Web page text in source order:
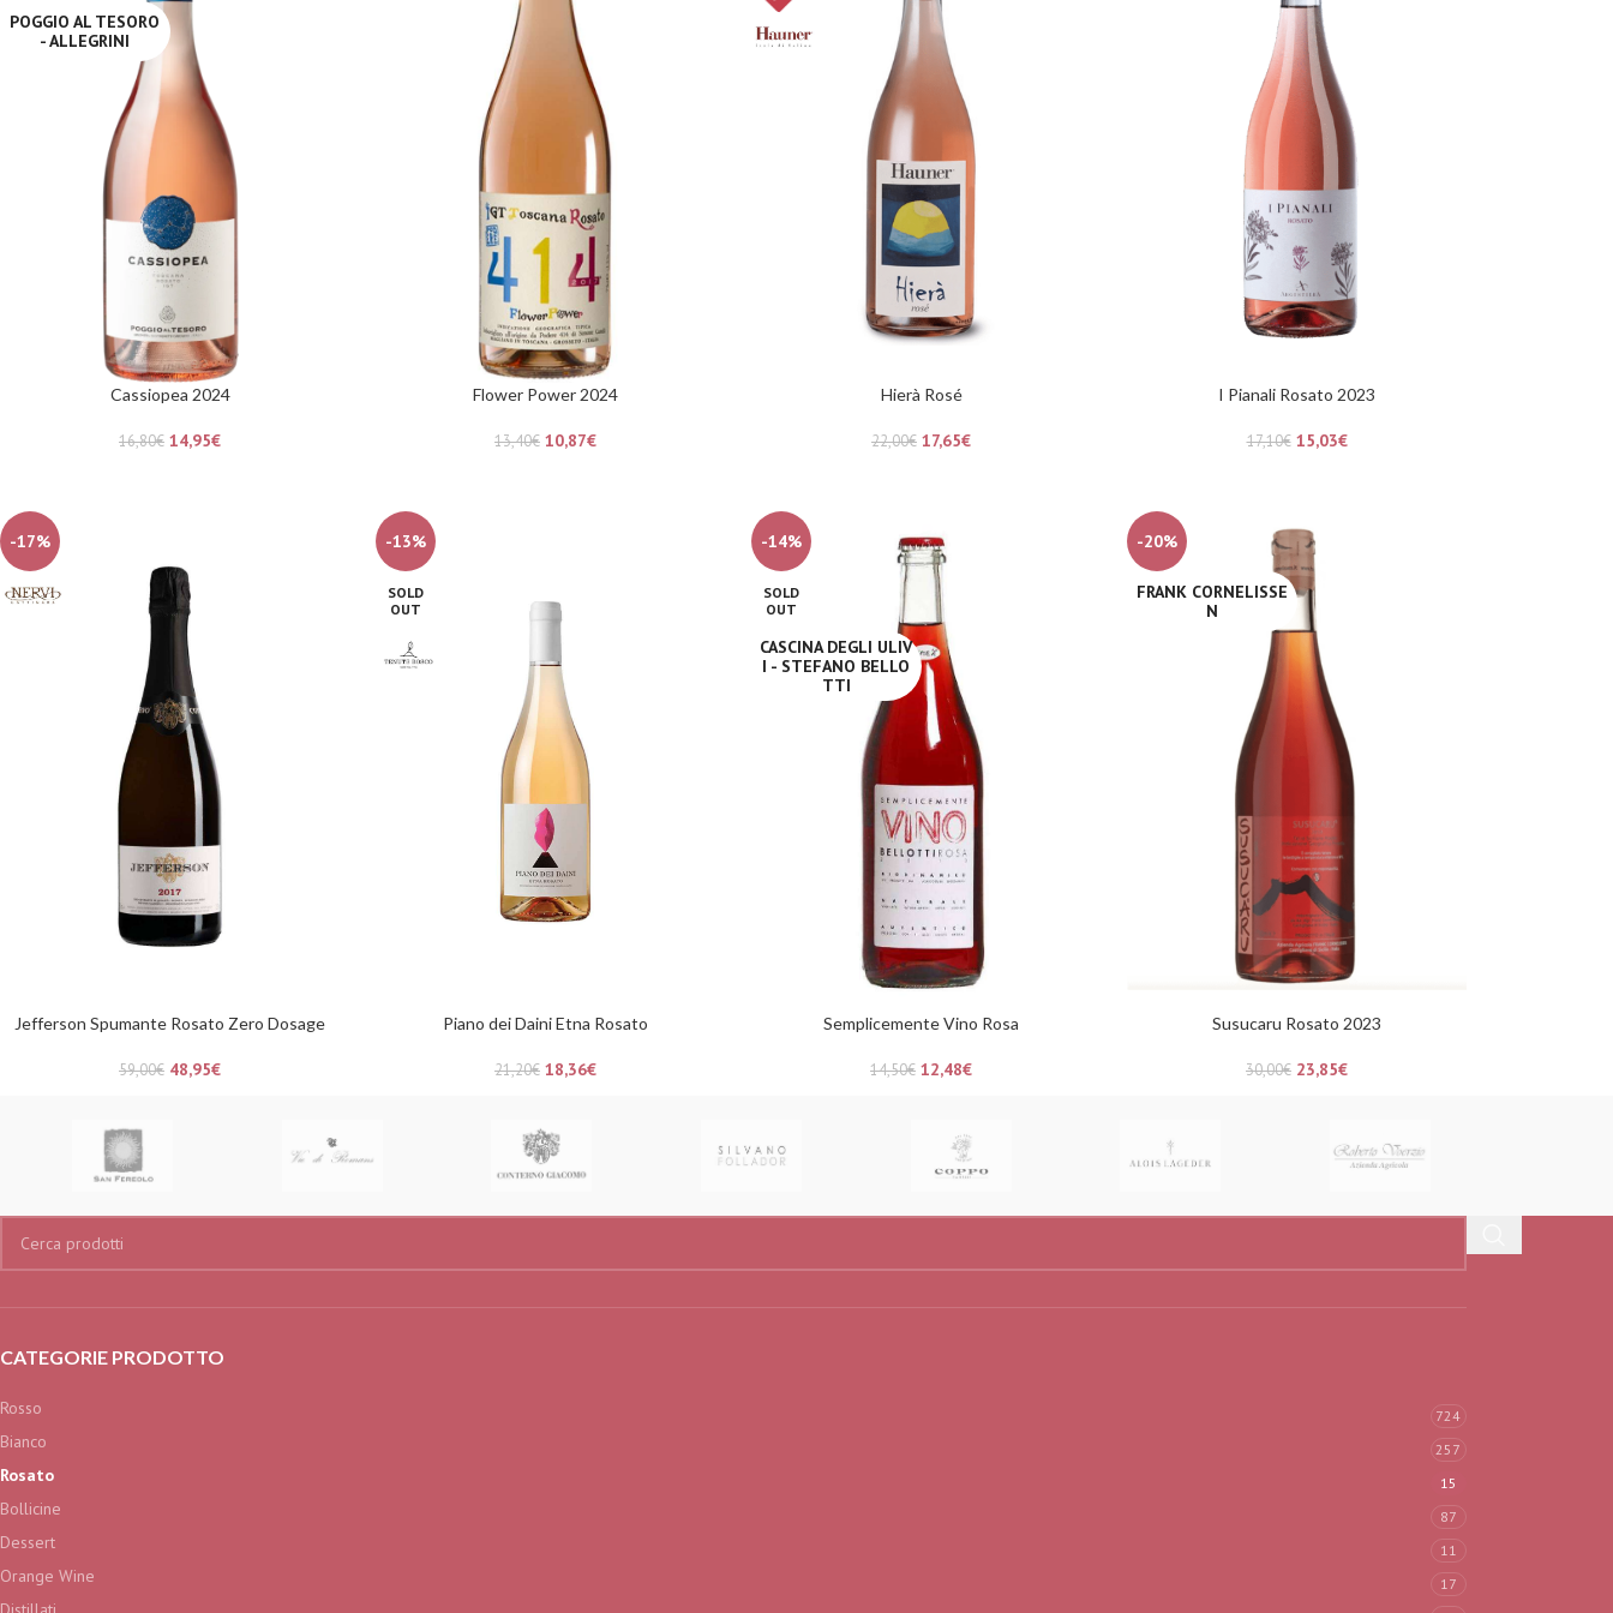
POGGIO AL TESORO
- ALLEGRINI
Cassiopea 2024
16,80€ 14,95€
Flower Power 2024
13,40€ 10,87€
Hierà Rosé
22,00€ 17,65€
I Pianali Rosato 2023
17,10€ 15,03€
-17%
Jefferson Spumante Rosato Zero Dosage
59,00€ 48,95€
-13%
SOLD
OUT
Piano dei Daini Etna Rosato
21,20€ 18,36€
-14%
SOLD
OUT
CASCINA DEGLI ULIV
I - STEFANO BELLO
TTI
Semplicemente Vino Rosa
14,50€ 12,48€
-20%
FRANK CORNELISSE
N
Susucaru Rosato 2023
30,00€ 23,85€
CATEGORIE PRODOTTO
Rosso 724
Bianco 257
Rosato 15
Bollicine 87
Dessert 11
Orange Wine 17